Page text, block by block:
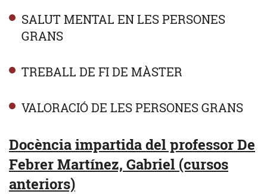
SALUT MENTAL EN LES PERSONES
GRANS
TREBALL DE FI DE MÀSTER
VALORACIÓ DE LES PERSONES GRANS
Docència impartida del professor De
Febrer Martínez, Gabriel (cursos
anteriors)